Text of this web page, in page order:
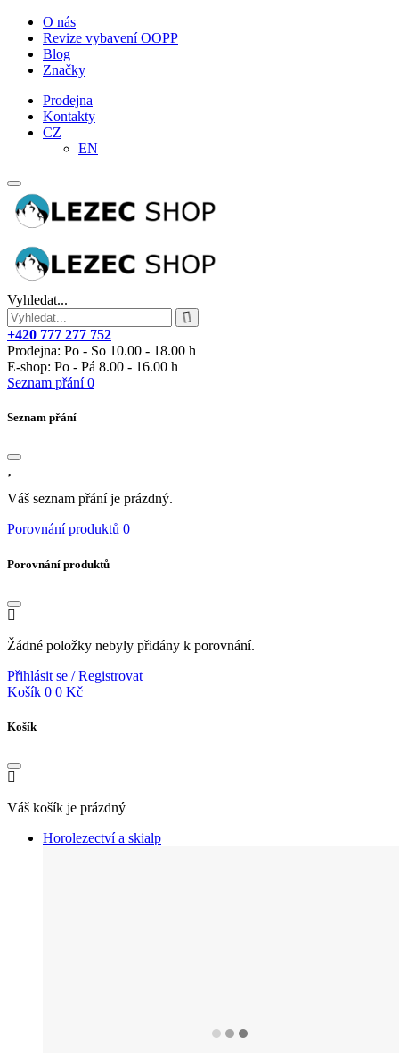
O nás
Revize vybavení OOPP
Blog
Značky
Prodejna
Kontakty
CZ
EN
Vyhledat...
+420 777 277 752
Prodejna: Po - So 10.00 - 18.00 h
E-shop: Po - Pá 8.00 - 16.00 h
Seznam přání 0
Seznam přání
Váš seznam přání je prázdný.
Porovnání produktů 0
Porovnání produktů
Žádné položky nebyly přidány k porovnání.
Přihlásit se / Registrovat
Košík 0 0 Kč
Košík
Váš košík je prázdný
Horolezectví a skialp